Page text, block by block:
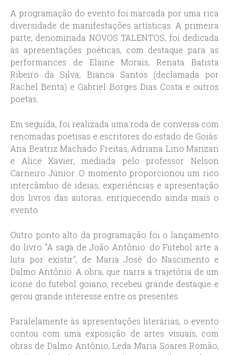
A programação do evento foi marcada por uma rica
diversidade de manifestações artísticas. A primeira
parte, denominada NOVOS TALENTOS, foi dedicada
às apresentações poéticas, com destaque para as
performances de Elaine Morais, Renata Batista
Ribeiro da Silva, Bianca Santos (declamada por
Rachel Benta) e Gabriel Borges Dias Costa e outros
poetas.
Em seguida, foi realizada uma roda de conversa com
renomadas poetisas e escritores do estado de Goiás:
Ana Beatriz Machado Freitas, Adriana Lino Manzan
e Alice Xavier, mediada pelo professor Nelson
Carneiro Júnior. O momento proporcionou um rico
intercâmbio de ideias, experiências e apresentação
dos livros das autoras, enriquecendo ainda mais o
evento.
Outro ponto alto da programação foi o lançamento
do livro "A saga de João Antônio: do Futebol arte a
luta por existir", de Maria José do Nascimento e
Dalmo Antônio. A obra, que narra a trajetória de um
ícone do futebol goiano, recebeu grande destaque e
gerou grande interesse entre os presentes.
Paralelamente às apresentações literárias, o evento
contou com uma exposição de artes visuais, com
obras de Dalmo Antônio, Leda Maria Soares Romão,